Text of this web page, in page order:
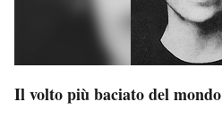
Il volto più baciato del mondo